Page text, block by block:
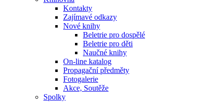
Kontakty
Zajímavé odkazy
Nové knihy
Beletrie pro dospělé
Beletrie pro děti
Naučné knihy
On-line katalog
Propagační předměty
Fotogalerie
Akce, Soutěže
Spolky